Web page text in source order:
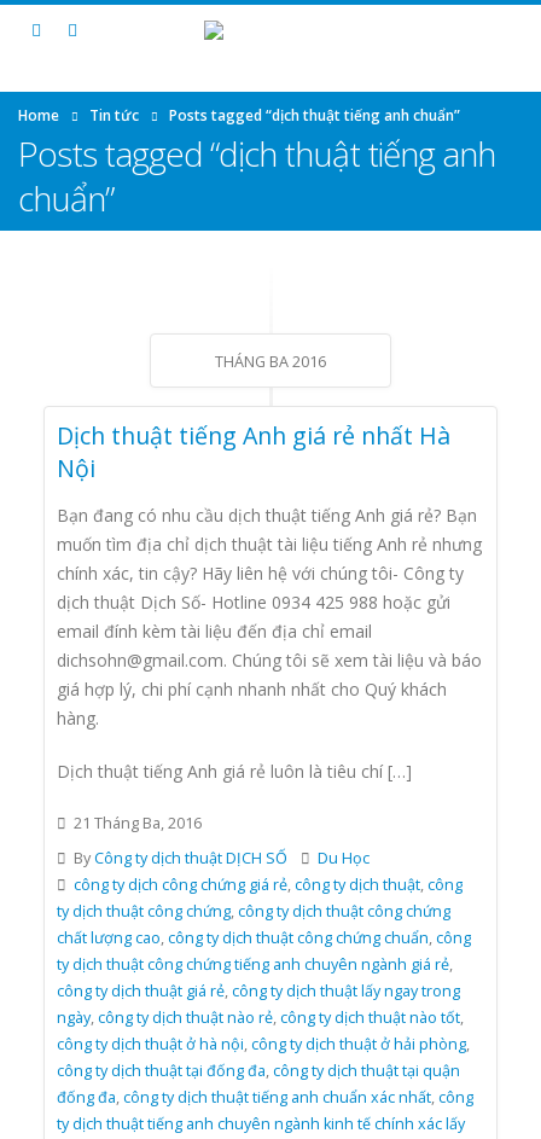
Home Tin tức Posts tagged “dịch thuật tiếng anh chuẩn”
Posts tagged “dịch thuật tiếng anh
chuẩn”
THÁNG BA 2016
Dịch thuật tiếng Anh giá rẻ nhất Hà
Nội
Bạn đang có nhu cầu dịch thuật tiếng Anh giá rẻ? Bạn
muốn tìm địa chỉ dịch thuật tài liệu tiếng Anh rẻ nhưng
chính xác, tin cậy? Hãy liên hệ với chúng tôi- Công ty
dịch thuật Dịch Số- Hotline 0934 425 988 hoặc gửi
email đính kèm tài liệu đến địa chỉ email
dichsohn@gmail.com. Chúng tôi sẽ xem tài liệu và báo
giá hợp lý, chi phí cạnh nhanh nhất cho Quý khách
hàng.
Dịch thuật tiếng Anh giá rẻ luôn là tiêu chí […]
21 Tháng Ba, 2016
ByCông ty dịch thuật DỊCH SỐ
Du Học
công ty dịch công chứng giá rẻ,công ty dịch thuật,công
ty dịch thuật công chứng,công ty dịch thuật công chứng
chất lượng cao,công ty dịch thuật công chứng chuẩn,công
ty dịch thuật công chứng tiếng anh chuyên ngành giá rẻ,
công ty dịch thuật giá rẻ,công ty dịch thuật lấy ngay trong
ngày,công ty dịch thuật nào rẻ,công ty dịch thuật nào tốt,
công ty dịch thuật ở hà nội,công ty dịch thuật ở hải phòng,
công ty dịch thuật tại đống đa,công ty dịch thuật tại quận
đống đa,công ty dịch thuật tiếng anh chuẩn xác nhất,công
ty dịch thuật tiếng anh chuyên ngành kinh tế chính xác lấy